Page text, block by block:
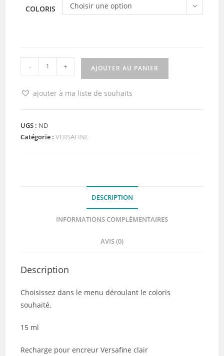
COLORIS Choisir une option
quantité
de
Versafine
(coloris
à
- + AJOUTER AU PANIER
ajouter à ma liste de souhaits
UGS : ND
Catégorie :VERSAFINE
DESCRIPTION
INFORMATIONS COMPLÉMENTAIRES
AVIS (0)
Description
Choisissez dans le menu déroulant le coloris
souhaité.
15 ml
Recharge pour encreur Versafine clair